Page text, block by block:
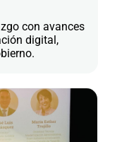
con avances
digital,